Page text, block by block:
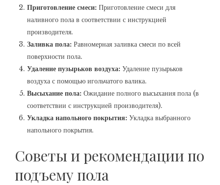
Приготовление смеси: Приготовление смеси для
наливного пола в соответствии с инструкцией
производителя.
Заливка пола: Равномерная заливка смеси по всей
поверхности пола.
Удаление пузырьков воздуха: Удаление пузырьков
воздуха с помощью игольчатого валика.
Высыхание пола: Ожидание полного высыхания пола (в
соответствии с инструкцией производителя).
Укладка напольного покрытия: Укладка выбранного
напольного покрытия.
Советы и рекомендации по
подъему пола